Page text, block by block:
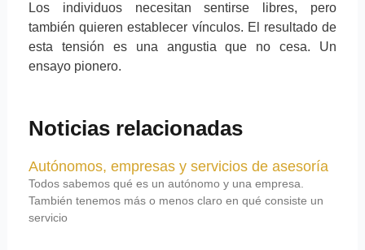
Los individuos necesitan sentirse libres, pero
también quieren establecer vínculos. El resultado de
esta tensión es una angustia que no cesa. Un
ensayo pionero.
Noticias relacionadas
Autónomos, empresas y servicios de asesoría
Todos sabemos qué es un autónomo y una empresa.
También tenemos más o menos claro en qué consiste un
servicio